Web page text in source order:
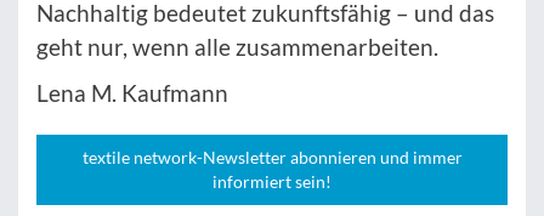
Nachhaltig bedeutet zukunftsfähig – und das
geht nur, wenn alle zusammenarbeiten.
Lena M. Kaufmann
textile network-Newsletter abonnieren und immer
informiert sein!